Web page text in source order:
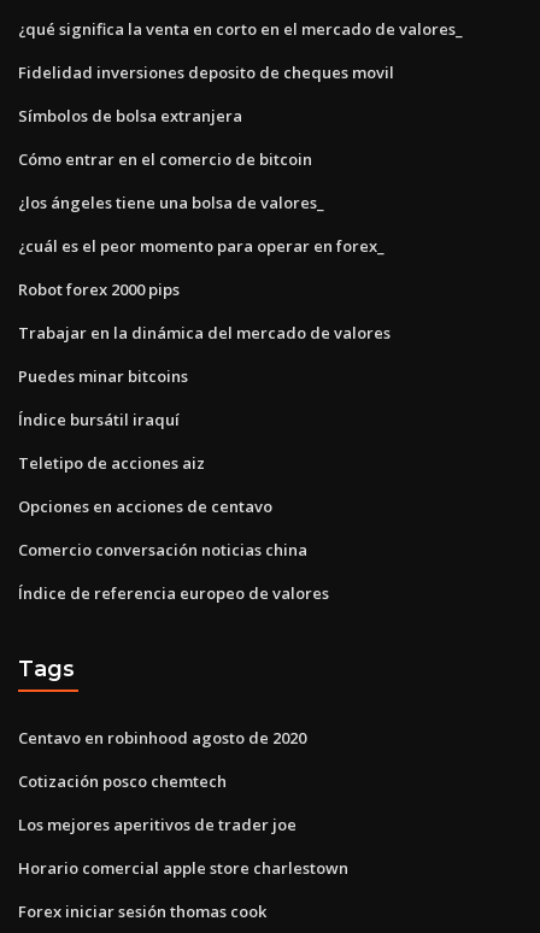
¿qué significa la venta en corto en el mercado de valores_
Fidelidad inversiones deposito de cheques movil
Símbolos de bolsa extranjera
Cómo entrar en el comercio de bitcoin
¿los ángeles tiene una bolsa de valores_
¿cuál es el peor momento para operar en forex_
Robot forex 2000 pips
Trabajar en la dinámica del mercado de valores
Puedes minar bitcoins
Índice bursátil iraquí
Teletipo de acciones aiz
Opciones en acciones de centavo
Comercio conversación noticias china
Índice de referencia europeo de valores
Tags
Centavo en robinhood agosto de 2020
Cotización posco chemtech
Los mejores aperitivos de trader joe
Horario comercial apple store charlestown
Forex iniciar sesión thomas cook